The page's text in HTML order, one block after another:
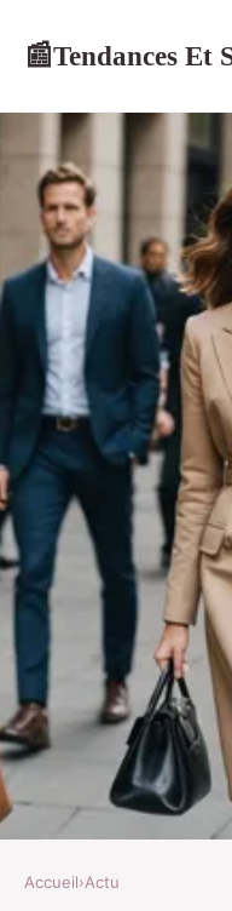
📰Tendances Et
Accueil›Actu